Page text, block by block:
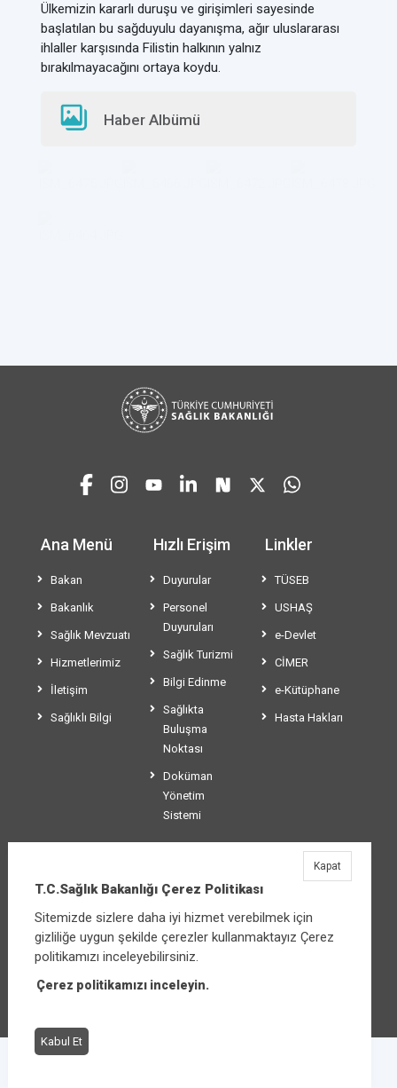
Ülkemizin kararlı duruşu ve girişimleri sayesinde
başlatılan bu sağduyulu dayanışma, ağır uluslararası
ihlaller karşısında Filistin halkının yalnız
bırakılmayacağını ortaya koydu.
Haber Albümü
Ana Menü
Bakan
Bakanlık
Sağlık Mevzuatı
Hizmetlerimiz
İletişim
Sağlıklı Bilgi
Hızlı Erişim
Duyurular
Personel
Duyuruları
Sağlık Turizmi
Bilgi Edinme
Sağlıkta
Buluşma
Noktası
Doküman
Yönetim
Sistemi
Linkler
TÜSEB
USHAŞ
e-Devlet
CİMER
e-Kütüphane
Hasta Hakları
T.C.Sağlık Bakanlığı
Üniversiteler Mahallesi Şehit Mehmet Bayraktar
Caddesi No:3 Çankaya/Ankara
Santral:+90 312 585 10 00
T.C.Sağlık Bakanlığı Çerez Politikası
Sitemizde sizlere daha iyi hizmet verebilmek için
gizliliğe uygun şekilde çerezler kullanmaktayız Çerez
politikamızı inceleyebilirsiniz.
Çerez politikamızı inceleyin.
Kabul Et
Kapat